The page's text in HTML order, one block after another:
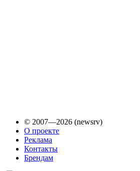
© 2007—2026 (newsrv)
О проекте
Реклама
Контакты
Брендам